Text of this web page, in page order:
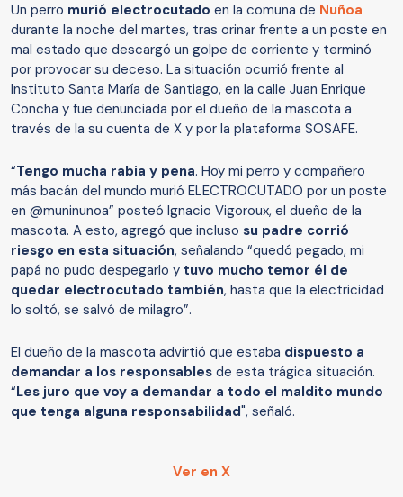
Un perro murió electrocutado en la comuna de Nuñoa
durante la noche del martes, tras orinar frente a un poste en
mal estado que descargó un golpe de corriente y terminó
por provocar su deceso. La situación ocurrió frente al
Instituto Santa María de Santiago, en la calle Juan Enrique
Concha y fue denunciada por el dueño de la mascota a
través de la su cuenta de X y por la plataforma SOSAFE.
“Tengo mucha rabia y pena. Hoy mi perro y compañero
más bacán del mundo murió ELECTROCUTADO por un poste
en @muninunoa” posteó Ignacio Vigoroux, el dueño de la
mascota. A esto, agregó que incluso su padre corrió
riesgo en esta situación, señalando “quedó pegado, mi
papá no pudo despegarlo y tuvo mucho temor él de
quedar electrocutado también, hasta que la electricidad
lo soltó, se salvó de milagro”.
El dueño de la mascota advirtió que estaba dispuesto a
demandar a los responsables de esta trágica situación.
“Les juro que voy a demandar a todo el maldito mundo
que tenga alguna responsabilidad", señaló.
Ver en X